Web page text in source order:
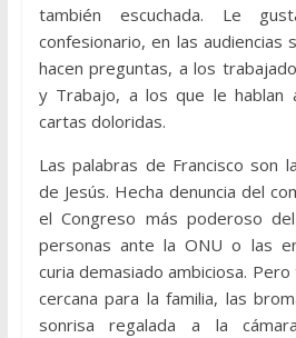
también escuchada. Le
confesionario, en las audiencias
hacen preguntas, a los
y Trabajo, a los que le hablan
cartas doloridas.
Las palabras de Francisco son
de Jesús. Hecha denuncia del
el Congreso más poderoso
personas ante la ONU o las
curia demasiado ambiciosa.
cercana para la familia, las
sonrisa regalada a la